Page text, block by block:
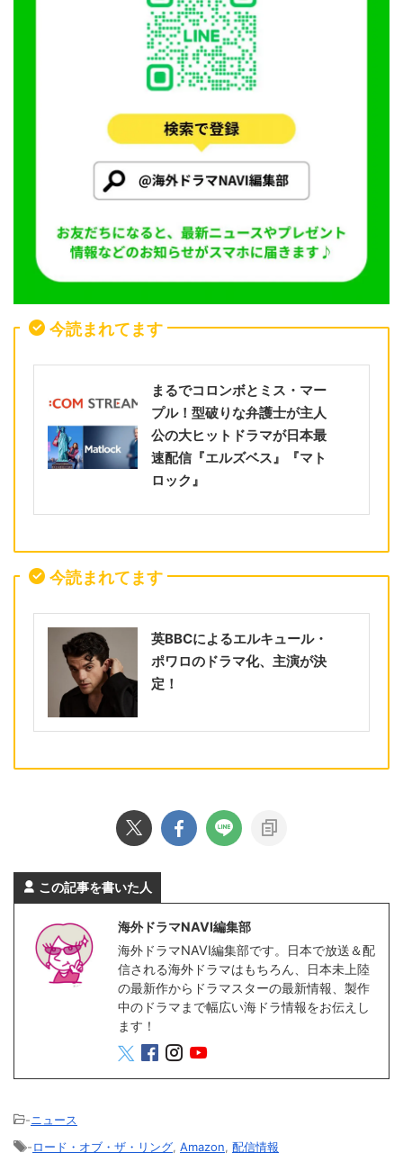
今読まれてます
まるでコロンボとミス・マー
プル！型破りな弁護士が主人
公の大ヒットドラマが日本最
速配信『エルズベス』『マト
ロック』
今読まれてます
英BBCによるエルキュール・
ポワロのドラマ化、主演が決
定！
この記事を書いた人
海外ドラマNAVI編集部
海外ドラマNAVI編集部です。日本で放送＆配
信される海外ドラマはもちろん、日本未上陸
の最新作からドラマスターの最新情報、製作
中のドラマまで幅広い海ドラ情報をお伝えし
ます！
-ニュース
-ロード・オブ・ザ・リング, Amazon, 配信情報